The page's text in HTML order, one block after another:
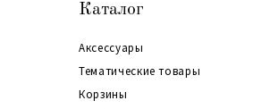
Каталог
Аксессуары
Тематические товары
Корзины